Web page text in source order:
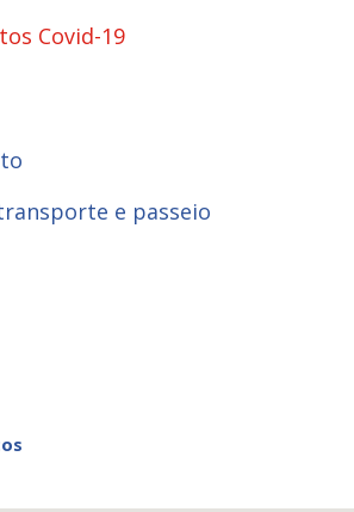
Covid-19
e passeio